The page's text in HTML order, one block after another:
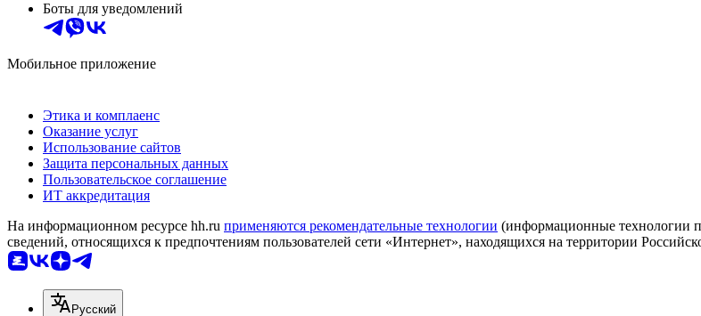
Боты для уведомлений
Мобильное приложение
Этика и комплаенс
Оказание услуг
Использование сайтов
Защита персональных данных
Пользовательское соглашение
ИТ аккредитация
На информационном ресурсе hh.ru применяются рекомендательные технологии (информационные технологии
сведений, относящихся к предпочтениям пользователей сети «Интернет», находящихся на территории
Русский